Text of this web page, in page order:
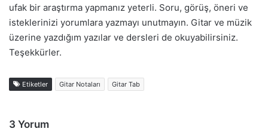
ufak bir araştırma yapmanız yeterli. Soru, görüş, öneri ve
isteklerinizi yorumlara yazmayı unutmayın. Gitar ve müzik
üzerine yazdığım yazılar ve dersleri de okuyabilirsiniz.
Teşekkürler.
Etiketler Gitar Notaları Gitar Tab
3 Yorum